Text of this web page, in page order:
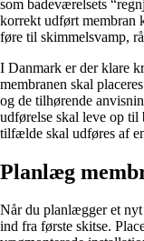
som badeværelsets
korrekt udført membran
føre til skimmelsvamp,
I Danmark er der klare
membranen skal
og de tilhørende
udførelse skal leve op til
tilfælde skal udføres af
Planlæg
Når du planlægger et
ind fra første skitse.